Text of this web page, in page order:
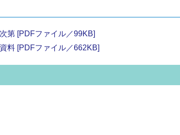
第 [PDFファイル／99KB]
料 [PDFファイル／662KB]